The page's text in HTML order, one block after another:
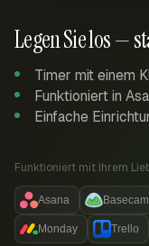
Legen Sie los —
Timer mit einem
Funktioniert in
Einfache
Funktioniert mit Ihrem
Asana
Monday Trello